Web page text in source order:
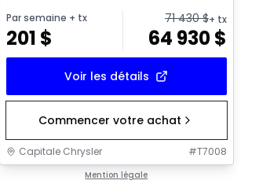
Par semaine + tx
201 $
71 430$+ tx
64 930$
Voir les détails
Commencer votre achat
Capitale Chrysler #T7008
Mention légale